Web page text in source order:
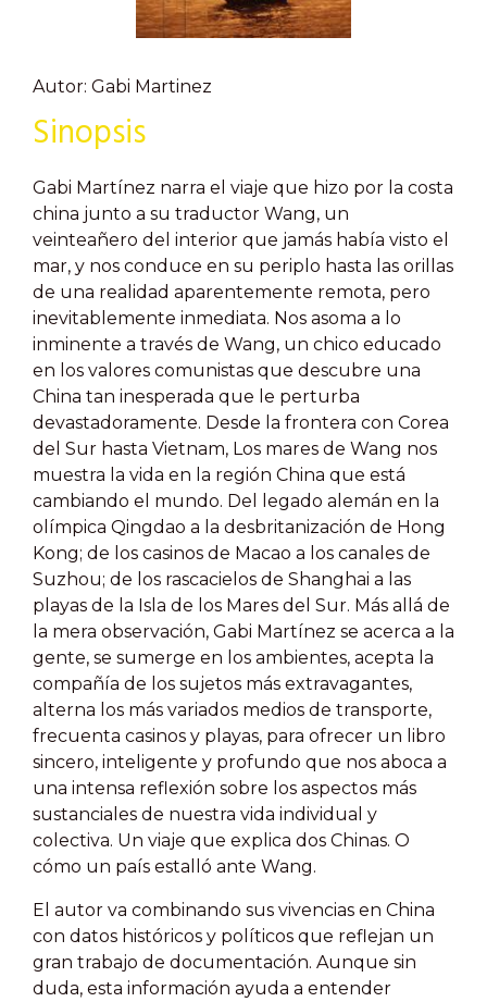
Autor: Gabi Martinez
Sinopsis
Gabi Martínez narra el viaje que hizo por la costa
china junto a su traductor Wang, un
veinteañero del interior que jamás había visto el
mar, y nos conduce en su periplo hasta las orillas
de una realidad aparentemente remota, pero
inevitablemente inmediata. Nos asoma a lo
inminente a través de Wang, un chico educado
en los valores comunistas que descubre una
China tan inesperada que le perturba
devastadoramente. Desde la frontera con Corea
del Sur hasta Vietnam, Los mares de Wang nos
muestra la vida en la región China que está
cambiando el mundo. Del legado alemán en la
olímpica Qingdao a la desbritanización de Hong
Kong; de los casinos de Macao a los canales de
Suzhou; de los rascacielos de Shanghai a las
playas de la Isla de los Mares del Sur. Más allá de
la mera observación, Gabi Martínez se acerca a la
gente, se sumerge en los ambientes, acepta la
compañía de los sujetos más extravagantes,
alterna los más variados medios de transporte,
frecuenta casinos y playas, para ofrecer un libro
sincero, inteligente y profundo que nos aboca a
una intensa reflexión sobre los aspectos más
sustanciales de nuestra vida individual y
colectiva. Un viaje que explica dos Chinas. O
cómo un país estalló ante Wang.
El autor va combinando sus vivencias en China
con datos históricos y políticos que reflejan un
gran trabajo de documentación. Aunque sin
duda, esta información ayuda a entender